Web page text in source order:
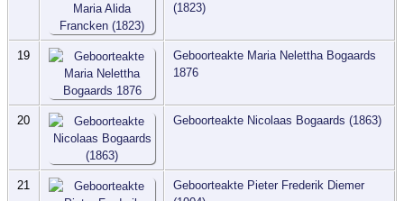
(1823)
19
Geboorteakte Maria Nelettha Bogaards
1876
20 Geboorteakte Nicolaas Bogaards (1863)
21
Geboorteakte Pieter Frederik Diemer